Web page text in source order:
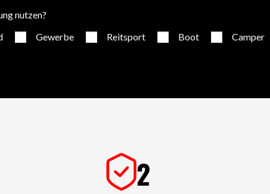
nutzen?
Gewerbe Reitsport Boot Camper
2